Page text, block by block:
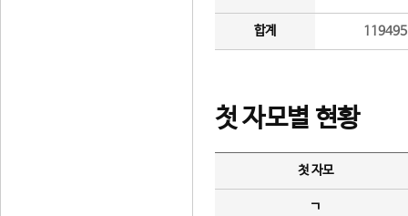
합계
첫 자모별 현황
첫 자모
ㄱ